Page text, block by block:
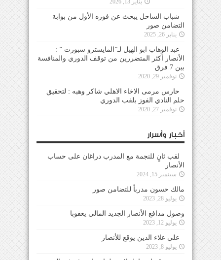
يناير 13, 2026
شباب الساحل يبحث عن فوزه الأول من بوابة
التضامن صور
يناير 26, 2025
عبد الوهاب ابو الهيل لـ”المايسترو سبورت ” :
الأنصار أكثر المتضررين من توقف الدوري والمنافسة
بين 7 فرق
نوفمبر 29, 2020
حارس مرمى الاخاء الاهلي شاكر وهبه : لتحقيق
حلم النادي الفوز بلقب الدوري
نوفمبر 27, 2020
أخبار وأسرار
لقب ثانٍ للنجمة مع المدرب دراغان على حساب
الأنصار
سبتمبر 15, 2024
مالك حسون مدرباً للتضامن صور
يوليو 28, 2023
وصول مدافع الأنصار الجديد المالي يعقوبا
يوليو 12, 2023
علي علاء الدين يوقع للأنصار
يوليو 8, 2023